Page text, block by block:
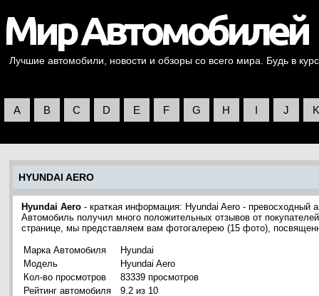
Лучшие автомобили, новости и обзоры со всего мира. Будь в
A B C D E F G H I J K
HYUNDAI AERO
Hyundai Aero - краткая информация: Hyundai Aero -
Автомобиль получил много положительных отзывов от
странице, мы представляем вам фотогалерею (15 фото),
Марка Автомобиля
Hyundai
Модель
Hyundai Aero
Кол-во просмотров
83339 просмотров
Рейтинг автомобиля
9.2 из 10